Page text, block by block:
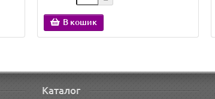
В кошик
Каталог